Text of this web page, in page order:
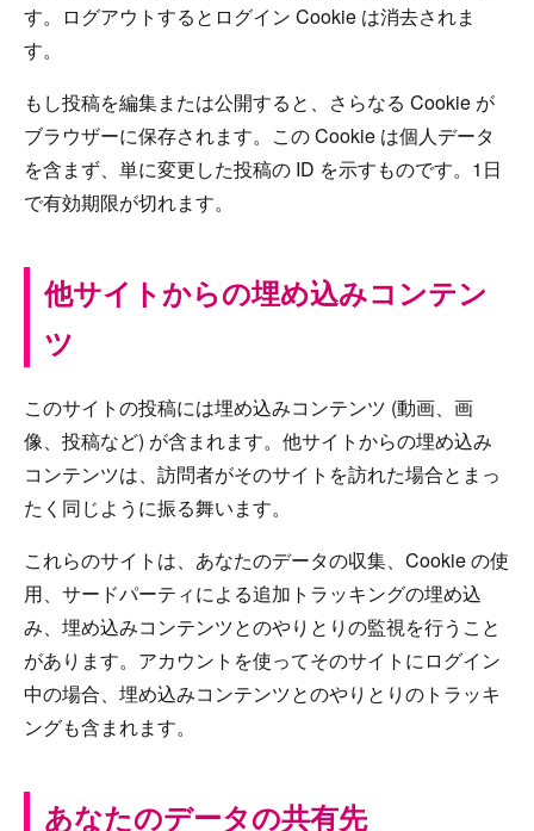
す。ログアウトするとログイン Cookie は消去されま
す。
もし投稿を編集または公開すると、さらなる Cookie が
ブラウザーに保存されます。この Cookie は個人データ
を含まず、単に変更した投稿の ID を示すものです。1日
で有効期限が切れます。
他サイトからの埋め込みコンテン
ツ
このサイトの投稿には埋め込みコンテンツ (動画、画
像、投稿など) が含まれます。他サイトからの埋め込み
コンテンツは、訪問者がそのサイトを訪れた場合とまっ
たく同じように振る舞います。
これらのサイトは、あなたのデータの収集、Cookie の使
用、サードパーティによる追加トラッキングの埋め込
み、埋め込みコンテンツとのやりとりの監視を行うこと
があります。アカウントを使ってそのサイトにログイン
中の場合、埋め込みコンテンツとのやりとりのトラッキ
ングも含まれます。
あなたのデータの共有先